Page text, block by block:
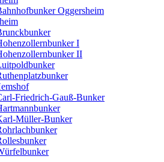
Oggersheim
I
II
Friedrich-Gauß-Bunker
Müller-Bunker